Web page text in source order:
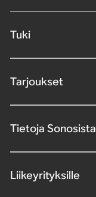
Tuki
Tarjoukset
Tietoja Sonosista
Liikeyrityksille